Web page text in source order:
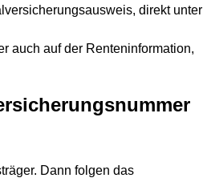
direkt unter
auch auf der Renteninformation,
Dann folgen das